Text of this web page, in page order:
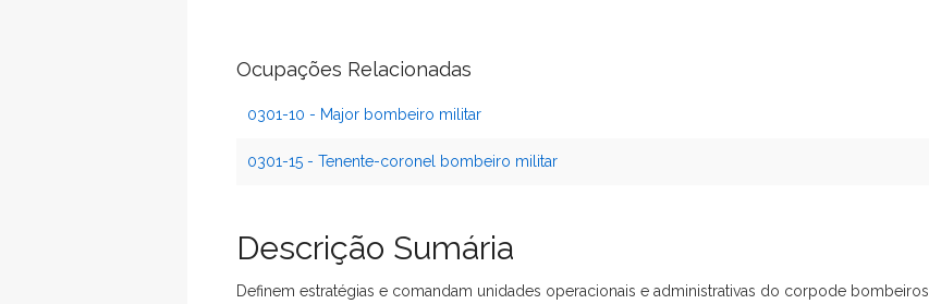
Ocupações Relacionadas
0301-10 - Major bombeiro militar
0301-15 - Tenente-coronel bombeiro militar
Descrição Sumária
Definem estratégias e comandam unidades operacionais e administrativas do corpode bombeiros,